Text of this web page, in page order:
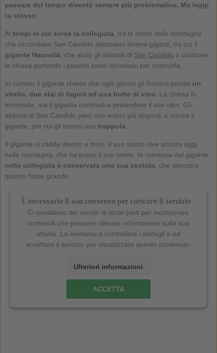
passare del tempo diventò sempre più problematica. Ma leggi
tu stesso.
Ai tempi in cui sorse la collegiata , tra le rocce delle montagne
che circondano San Candido abitavano diversi giganti, tra cui il
gigante Haunold , che aiutò gli abitanti di San Candido a costruire
la chiesa portando i pesanti sassi necessari per costruirla.
In cambio il gigante chiese che ogni giorno gli fossero portati un
vitello, due stai di fagioli ed una botte di vino . La chiesa fu
terminata, ma il gigante continuò a pretendere il suo cibo. Gli
abitanti di San Candido però non erano più disposti a nutrire il
gigante, per cui gli tesero una trappola
Il gigante vi cadde dentro e morì. Il suo spirito vive ancora oggi
nella montagna, che ha preso il suo nome. In memoria del gigante
nella collegiata è conservata una sua costola , che dimostra
quanto fosse grande.
È necessario il suo consenso per caricare il servizio .
Ci avvaliamo dei servizi di terze parti per incorporare
contenuti che possono rilevare informazioni sulla sua
attività. La invitiamo a controllare i dettagli e ad
accettare il servizio per visualizzare questo contenuto.
Ulteriori informazioni
ACCETTA